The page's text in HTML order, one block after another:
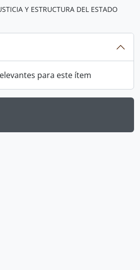
Y ESTRUCTURA DEL ESTADO
para este ítem